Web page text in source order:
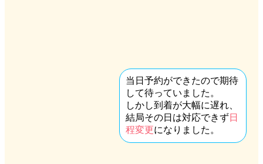
当日予約ができたので期待
して待っていました。
しかし到着が大幅に遅れ、
結局その日は対応できず日
程変更になりました。